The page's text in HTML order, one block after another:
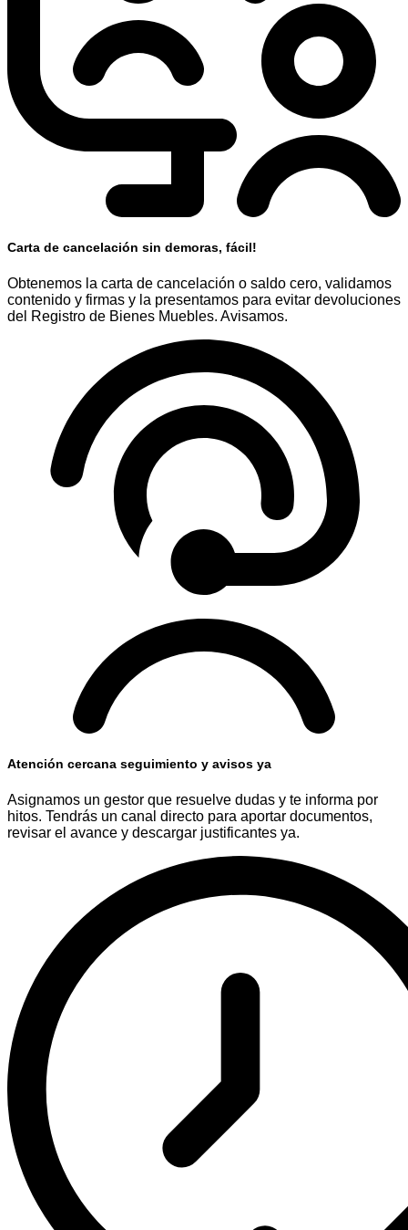
Carta de cancelación sin demoras, fácil!
Obtenemos la carta de cancelación o saldo cero, validamos
contenido y firmas y la presentamos para evitar devoluciones
del Registro de Bienes Muebles. Avisamos.
Atención cercana seguimiento y avisos ya
Asignamos un gestor que resuelve dudas y te informa por
hitos. Tendrás un canal directo para aportar documentos,
revisar el avance y descargar justificantes ya.